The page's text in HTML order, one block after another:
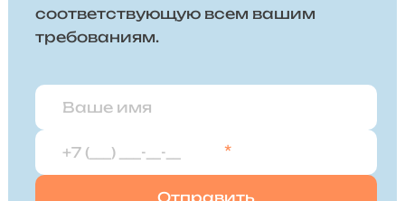
соответствующую всем вашим
требованиям.
*